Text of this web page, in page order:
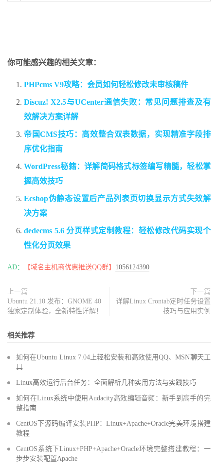
你可能感兴趣的相关文章：
PHPcms V9攻略：会员如何轻松修改未审核稿件
Discuz! X2.5与UCenter通信失败：常见问题排查及有
效解决方案详解
帝国CMS技巧：高效整合双表数据，实现精准字段排
序优化指南
WordPress秘籍：详解简码格式标签编写精髓，轻松掌
握高效技巧
Ecshop伪静态设置后产品列表页切换显示方式失效解
决方案
dedecms 5.6 分页样式定制教程：轻松修改代码实现个
性化分页效果
AD： 【域名主机商优惠推送QQ群】 1056124390
上一篇
Ubuntu 21.10 发布：GNOME 40
独家定制体验，全新特性详解！
下一篇
详解Linux Crontab定时任务设置
技巧与应用实例
相关推荐
如何在Ubuntu Linux 7.04上轻松安装和高效使用QQ、MSN聊天工
具
Linux高效运行后台任务：全面解析几种实用方法与实践技巧
如何在Linux系统中使用Audacity高效编辑音频：新手到高手的完
整指南
CentOS下源码编译安装PHP：Linux+Apache+Oracle完美环境搭建
教程
CentOS系统下Linux+PHP+Apache+Oracle环境完整搭建教程：一
步步安装配置Apache